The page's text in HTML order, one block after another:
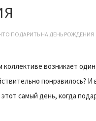
ПОДАРИТЬ НА ДЕНЬ РОЖДЕНИЯ
коллективе возникает
понравилось?
самый день, когда